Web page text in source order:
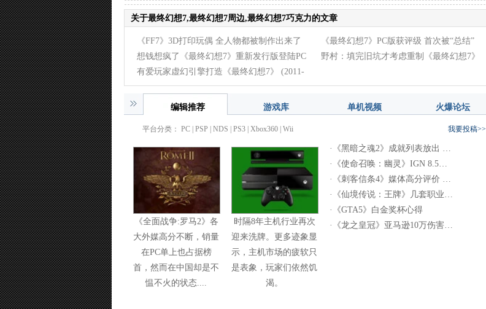
关于最终幻想7,最终幻想7周边,最终幻想7巧克力的文章
《FF7》3D打印玩偶 全人物都被制作出来了
(2013-08-19)
《最终幻想7》PC版获评级 首次被“总结”
(2012-07-10)
想钱想疯了《最终幻想7》重新发行版登陆PC
(2012-07-05)
野村：填完旧坑才考虑重制《最终幻想7》
有爱玩家虚幻引擎打造《最终幻想7》
(2011-
12-05)
编辑推荐 游戏库 单机视频 火爆论坛
我要投稿>>
平台分类： PC | PSP | NDS PS3 Xbox360 Wii
《全面战争:罗马2》各
大外媒高分不断，销量
在PC单上也占据榜
首，然而在中国却是不
愠不火的状态....
时隔8年主机行业再次
迎来洗牌。更多迹象显
示，主机市场的疲软只
是表象，玩家们依然饥
渴。
·
《黑暗之魂2》成就列表放出 …
·
《使命召唤：幽灵》IGN 8.5…
·
《刺客信条4》媒体高分评价 …
·
《仙境传说：王牌》几套职业…
·
《GTA5》白金奖杯心得
·
《龙之皇冠》亚马逊10万伤害…